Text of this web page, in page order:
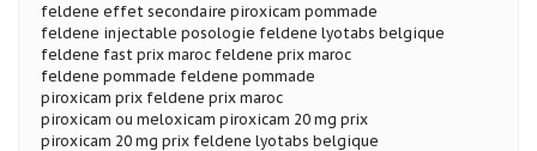
feldene effet secondaire piroxicam pommade
feldene injectable posologie feldene lyotabs belgique
feldene fast prix maroc feldene prix maroc
feldene pommade feldene pommade
piroxicam prix feldene prix maroc
piroxicam ou meloxicam piroxicam 20 mg prix
piroxicam 20 mg prix feldene lyotabs belgique